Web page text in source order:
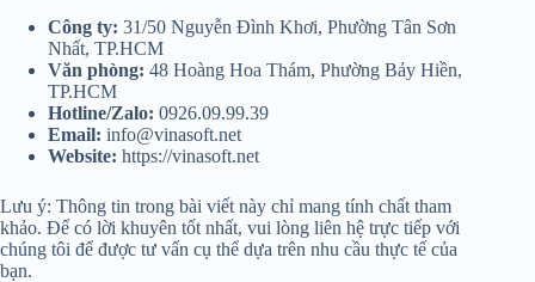
Công ty: 31/50 Nguyễn Đình Khơi, Phường Tân Sơn
Nhất, TP.HCM
Văn phòng: 48 Hoàng Hoa Thám, Phường Bảy Hiền,
TP.HCM
Hotline/Zalo: 0926.09.99.39
Email: info@vinasoft.net
Website: https://vinasoft.net
Lưu ý: Thông tin trong bài viết này chỉ mang tính chất tham
khảo. Để có lời khuyên tốt nhất, vui lòng liên hệ trực tiếp với
chúng tôi để được tư vấn cụ thể dựa trên nhu cầu thực tế của
bạn.